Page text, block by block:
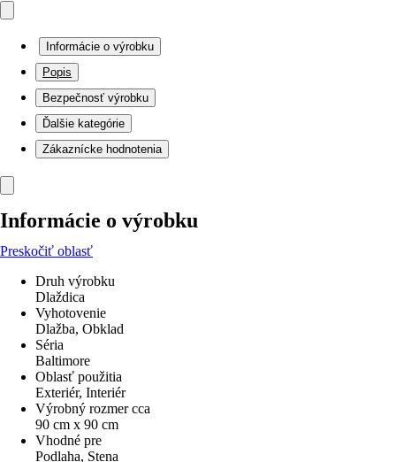
Informácie o výrobku
Popis
Bezpečnosť výrobku
Ďalšie kategórie
Zákaznícke hodnotenia
Informácie o výrobku
Preskočiť oblasť
Druh výrobku
Dlaždica
Vyhotovenie
Dlažba, Obklad
Séria
Baltimore
Oblasť použitia
Exteriér, Interiér
Výrobný rozmer cca
90 cm x 90 cm
Vhodné pre
Podlaha, Stena